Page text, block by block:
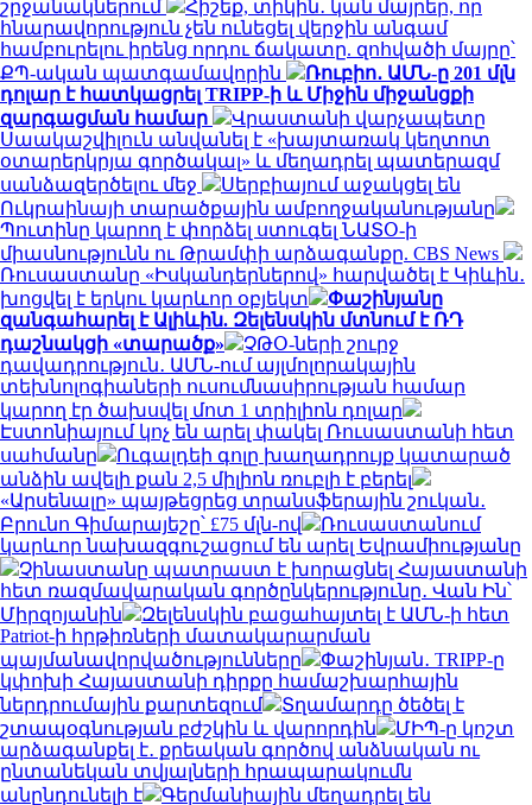
շրջանակներում
Հիշեք, տիկին․ կան մայրեր, որ
հնարավորություն չեն ունեցել վերջին անգամ
համբուրելու իրենց որդու ճակատը. զոհվածի մայրը՝
ՔՊ-ական պատգամավորին
Ռուբիո․ ԱՄՆ-ը 201 մլն
դոլար է հատկացրել TRIPP-ի և Միջին միջանցքի
զարգացման համար
Վրաստանի վարչապետը
Սաակաշվիլուն անվանել է «խայտառակ կեղտոտ
օտարերկրյա գործակալ» և մեղադրել պատերազմ
սանձազերծելու մեջ
Սերբիայում աջակցել են
Ուկրաինայի տարածքային ամբողջականությանը
Պուտինը կարող է փորձել ստուգել ՆԱՏՕ-ի
միասնությունն ու Թրամփի արձագանքը. CBS News
Ռուսաստանը «Իսկանդերներով» հարվածել է Կիևին․
խոցվել է երկու կարևոր օբյեկտ
Փաշինյանը
զանգահարել է Ալիևին. Զելենսկին մտնում է ՌԴ
դաշնակցի «տարածք»
ՉԹՕ-ների շուրջ
դավադրություն․ ԱՄՆ-ում այլմոլորակային
տեխնոլոգիաների ուսումնասիրության համար
կարող էր ծախսվել մոտ 1 տրիլիոն դոլար
Էստոնիայում կոչ են արել փակել Ռուսաստանի հետ
սահմանը
Ուգալդեի գոլը խաղադրույք կատարած
անձին ավելի քան 2,5 միլիոն ռուբլի է բերել
«Արսենալը» պայթեցրեց տրանսֆերային շուկան․
Բրունո Գիմարայեշը՝ £75 մլն-ով
Ռուսաստանում
կարևոր նախազգուշացում են արել Եվրամիությանը
Չինաստանը պատրաստ է խորացնել Հայաստանի
հետ ռազմավարական գործընկերությունը․ Վան Ին՝
Միրզոյանին
Զելենսկին բացահայտել է ԱՄՆ-ի հետ
Patriot-ի հրթիռների մատակարարման
պայմանավորվածությունները
Փաշինյան․ TRIPP-ը
կփոխի Հայաստանի դիրքը համաշխարհային
ներդրումային քարտեզում
Տղամարդը ծեծել է
շտապօգնության բժշկին և վարորդին
ՄԻՊ-ը կոշտ
արձագանքել է․ քրեական գործով անձնական ու
ընտանեկան տվյալների հրապարակումն
անընդունելի է
Գերմանիային մեղադրել են